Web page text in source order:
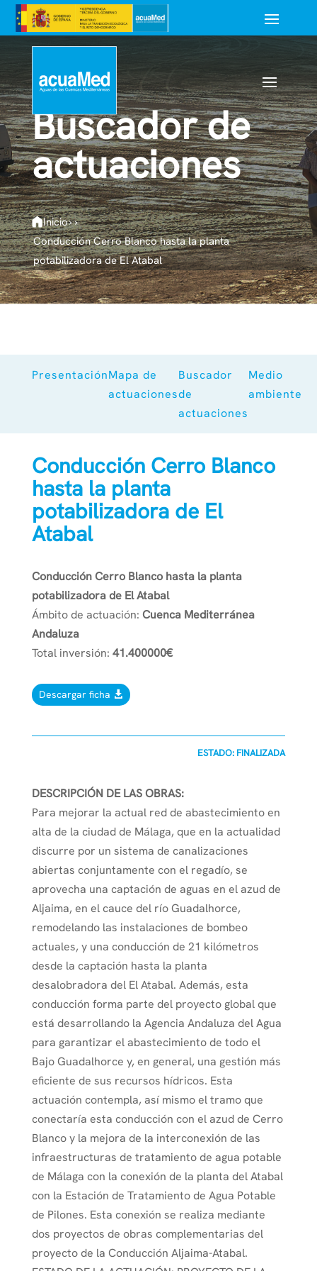
Buscador de
actuaciones
Inicio› ›
Conducción Cerro Blanco hasta la planta
potabilizadora de El Atabal
PresentaciónMapa de
actuaciones
Buscador
de
actuaciones
Medio
ambiente
Conducción Cerro Blanco
hasta la planta
potabilizadora de El
Atabal
Conducción Cerro Blanco hasta la planta
potabilizadora de El Atabal
Ámbito de actuación: Cuenca Mediterránea
Andaluza
Total inversión: 41.400000€
Descargar ficha
ESTADO: FINALIZADA
DESCRIPCIÓN DE LAS OBRAS:
Para mejorar la actual red de abastecimiento en
alta de la ciudad de Málaga, que en la actualidad
discurre por un sistema de canalizaciones
abiertas conjuntamente con el regadío, se
aprovecha una captación de aguas en el azud de
Aljaima, en el cauce del río Guadalhorce,
remodelando las instalaciones de bombeo
actuales, y una conducción de 21 kilómetros
desde la captación hasta la planta
desalobradora del El Atabal. Además, esta
conducción forma parte del proyecto global que
está desarrollando la Agencia Andaluza del Agua
para garantizar el abastecimiento de todo el
Bajo Guadalhorce y, en general, una gestión más
eficiente de sus recursos hídricos. Esta
actuación contempla, así mismo el tramo que
conectaría esta conducción con el azud de Cerro
Blanco y la mejora de la interconexión de las
infraestructuras de tratamiento de agua potable
de Málaga con la conexión de la planta del Atabal
con la Estación de Tratamiento de Agua Potable
de Pilones. Esta conexión se realiza mediante
dos proyectos de obras complementarias del
proyecto de la Conducción Aljaima-Atabal.